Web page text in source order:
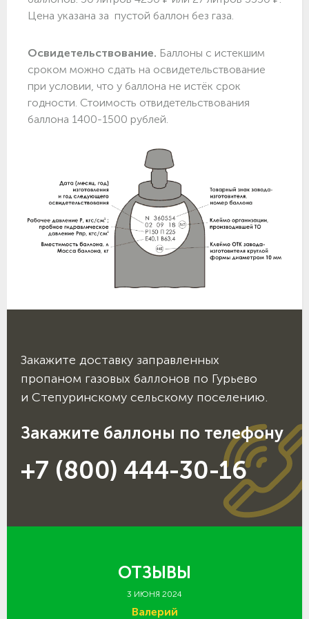
Цена указана за пустой баллон без газа.
Освидетельствование. Баллоны с истекшим
сроком можно сдать на освидетельствование
при условии, что у баллона не истёк срок
годности. Стоимость отвидетельствования
баллона 1400-1500 рублей.
Закажите доставку заправленных
пропаном газовых баллонов по Гурьево
и Степуринскому сельскому поселению.
Закажите баллоны по телефону
+7 (800) 444-30-16
ОТЗЫВЫ
3 ИЮНЯ 2024
Валерий